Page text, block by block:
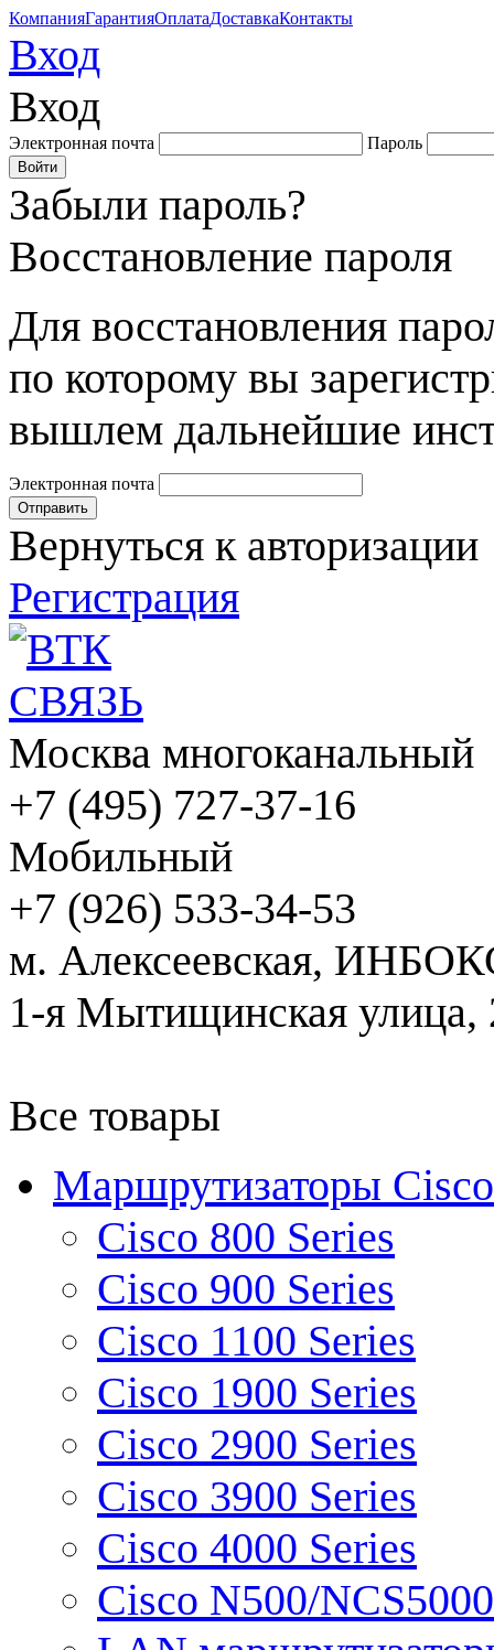
КомпанияГарантияОплатаДоставкаКонтакты
Вход
Вход
Электронная почта Пароль
Забыли пароль?
Восстановление пароля
Для восстановления
по которому вы
вышлем дальнейшие
Электронная почта
Вернуться к авторизации
Регистрация
Москва многоканальный
+7 (495) 727-37-16
Мобильный
+7 (926) 533-34-53
м. Алексеевская,
1-я Мытищинская улица,
Все товары
Маршрутизаторы Cisco
Cisco 800 Series
Cisco 900 Series
Cisco 1100 Series
Cisco 1900 Series
Cisco 2900 Series
Cisco 3900 Series
Cisco 4000 Series
Cisco N500/